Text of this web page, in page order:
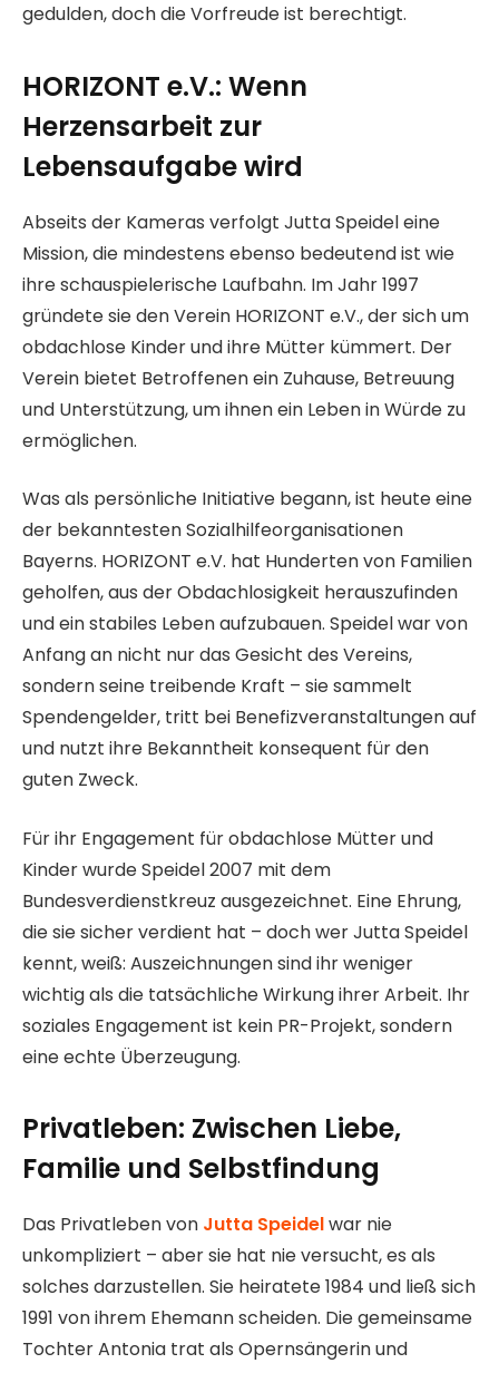
gedulden, doch die Vorfreude ist berechtigt.
HORIZONT e.V.: Wenn
Herzensarbeit zur
Lebensaufgabe wird
Abseits der Kameras verfolgt Jutta Speidel eine
Mission, die mindestens ebenso bedeutend ist wie
ihre schauspielerische Laufbahn. Im Jahr 1997
gründete sie den Verein HORIZONT e.V., der sich um
obdachlose Kinder und ihre Mütter kümmert. Der
Verein bietet Betroffenen ein Zuhause, Betreuung
und Unterstützung, um ihnen ein Leben in Würde zu
ermöglichen.
Was als persönliche Initiative begann, ist heute eine
der bekanntesten Sozialhilfeorganisationen
Bayerns. HORIZONT e.V. hat Hunderten von Familien
geholfen, aus der Obdachlosigkeit herauszufinden
und ein stabiles Leben aufzubauen. Speidel war von
Anfang an nicht nur das Gesicht des Vereins,
sondern seine treibende Kraft – sie sammelt
Spendengelder, tritt bei Benefizveranstaltungen auf
und nutzt ihre Bekanntheit konsequent für den
guten Zweck.
Für ihr Engagement für obdachlose Mütter und
Kinder wurde Speidel 2007 mit dem
Bundesverdienstkreuz ausgezeichnet. Eine Ehrung,
die sie sicher verdient hat – doch wer Jutta Speidel
kennt, weiß: Auszeichnungen sind ihr weniger
wichtig als die tatsächliche Wirkung ihrer Arbeit. Ihr
soziales Engagement ist kein PR-Projekt, sondern
eine echte Überzeugung.
Privatleben: Zwischen Liebe,
Familie und Selbstfindung
Das Privatleben von Jutta Speidelwar nie
unkompliziert – aber sie hat nie versucht, es als
solches darzustellen. Sie heiratete 1984 und ließ sich
1991 von ihrem Ehemann scheiden. Die gemeinsame
Tochter Antonia trat als Opernsängerin und